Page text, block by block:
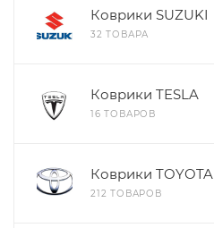
Коврики SUZUKI
32 ТОВАРА
Коврики TESLA
16 ТОВАРОВ
Коврики TOYOTA
212 ТОВАРОВ